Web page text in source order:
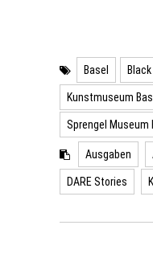
Basel
Kunstmuseum
Sprengel Museum
Ausgaben
DARE Stories